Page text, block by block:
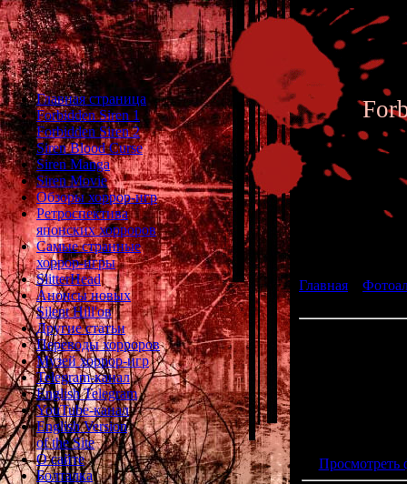
Главная страница
Forbidden Siren 1
Forbidden Siren 2
Siren Blood Curse
Siren Manga
Siren Movie
Обзоры хоррор-игр
Ретроспектива
японских хорроров
Самые странные
хоррор-игры
SlitterHead
Анонсы новых
Silent Hill'ов
Другие статьи
Переводы хорроров
Музей хоррор-игр
Telegram-канал
English Telegram
YouTube-канал
English Version
of the Site
О сайте
Болталка
Главная
Просмотреть